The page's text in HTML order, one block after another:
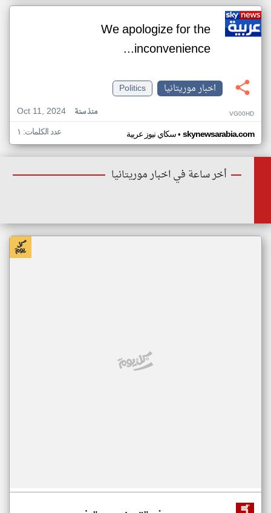
We apologize for the
inconvenience...
اخبار موريتانيا
Politics
Oct 11, 2024
منذ سنة VG00HD
سكاي نيوز عربية• skynewsarabia.com عدد الكلمات: ١
أخر ساعة في اخبار موريتانيا